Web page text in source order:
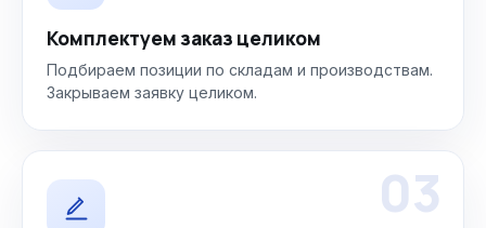
Комплектуем заказ целиком
Подбираем позиции по складам и производствам.
Закрываем заявку целиком.
03